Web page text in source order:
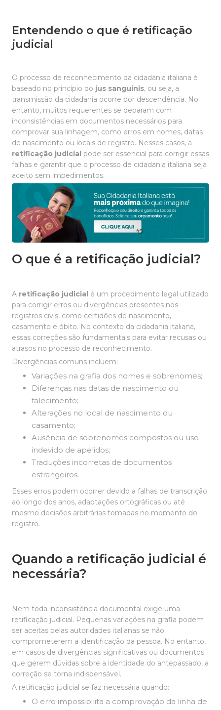
Entendendo o que é retificação
judicial
O processo de reconhecimento da cidadania italiana é
baseado no princípio do jus sanguinis, ou seja, a
transmissão da cidadania ocorre por descendência. No
entanto, muitos requerentes se deparam com
inconsistências em documentos necessários para
comprovar sua linhagem, como erros em nomes, datas
de nascimento ou locais de registro. Nesses casos, a
retificação judicial pode ser essencial para corrigir essas
falhas e garantir que o processo de cidadania italiana seja
aceito sem impedimentos.
O que é a retificação judicial?
A retificação judicial é um procedimento legal utilizado
para corrigir erros ou divergências presentes nos
registros civis, como certidões de nascimento,
casamento e óbito. No contexto da cidadania italiana,
essas correções são fundamentais para evitar recusas ou
atrasos no processo de reconhecimento.
Divergências comuns incluem:
Variações na grafia dos nomes e sobrenomes;
Diferenças nas datas de nascimento ou
falecimento;
Alterações no local de nascimento ou
casamento;
Ausência de sobrenomes compostos ou uso
indevido de apelidos;
Traduções incorretas de documentos
estrangeiros.
Esses erros podem ocorrer devido a falhas de transcrição
ao longo dos anos, adaptações ortográficas ou até
mesmo decisões arbitrárias tomadas no momento do
registro.
Quando a retificação judicial é
necessária?
Nem toda inconsistência documental exige uma
retificação judicial. Pequenas variações na grafia podem
ser aceitas pelas autoridades italianas se não
comprometerem a identificação da pessoa. No entanto,
em casos de divergências significativas ou documentos
que gerem dúvidas sobre a identidade do antepassado, a
correção se torna indispensável.
A retificação judicial se faz necessária quando:
O erro impossibilita a comprovação da linha de